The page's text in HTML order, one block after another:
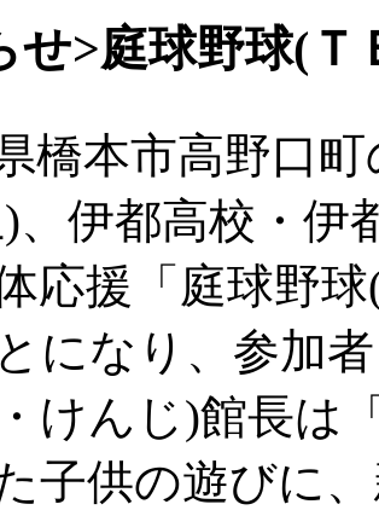
せ>庭球野球(
橋本市高野口
)、伊都高校・
応援「庭球野
になり、参加
けんじ)館長は
子供の遊びに